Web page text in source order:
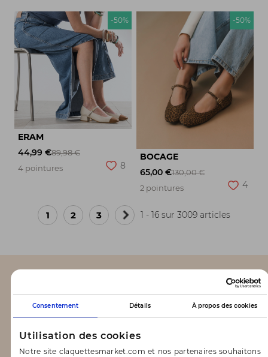
Consentement Détails À propos des cookies
Utilisation des cookies
Notre site claquettesmarket.com et nos partenaires souhaitons
-50%
ERAM
44,99 €89,98 €
4 pointures
8
-50%
BOCAGE
65,00 €130,00 €
2 pointures
4
1 2 3
Page
1 - 16 sur 3009 articles
CLAQUETTES MARKET
Blog